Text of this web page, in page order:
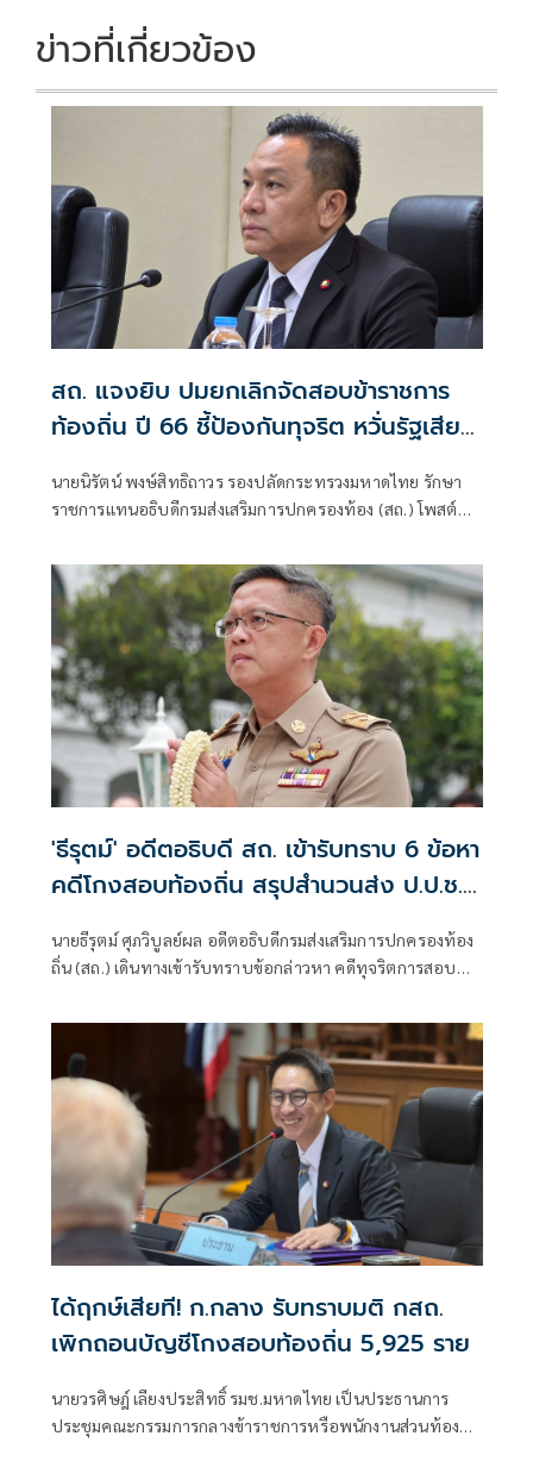
k k
ข่าวที่เกี่ยวข้อง
สถ. แจงยิบ ปมยกเลิกจัดสอบข้าราชการ
ท้องถิ่น ปี 66 ชี้ป้องกันทุจริต หวั่นรัฐเสีย
นายนิรัตน์ พงษ์สิทธิถาวร รองปลัดกระทรวงมหาดไทย รักษา
ราชการแทนอธิบดีกรมส่งเสริมการปกครองท้อง (สถ.) โพสต์
การจัดสอบแข่งขันเพื่อบรรจุบุคคลเป็นข้าราชการหรือพนักงาน
ส่วนท้องถิ่นประจำปี 2566​ ว่า
'ธีรุตม์' อดีตอธิบดี สถ. เข้ารับทราบ 6 ข้อหา
คดีโกงสอบท้องถิ่น สรุปสำนวนส่ง ป.ป.ช.
นายธีรุตม์ ศุภวิบูลย์ผล อดีตอธิบดีกรมส่งเสริมการปกครองท้อง
ถิ่น (สถ.) เดินทางเข้ารับทราบข้อกล่าวหา คดีทุจริตการสอบ
ได้ฤกษ์เสียที! ก.กลาง รับทราบมติ กสถ.
เพิกถอนบัญชีโกงสอบท้องถิ่น 5,925 ราย
นายวรศิษฎ์ เลียงประสิทธิ์ รมช.มหาดไทย เป็นประธานการ
ประชุมคณะกรรมการกลางข้าราชการหรือพนักงานส่วนท้อง